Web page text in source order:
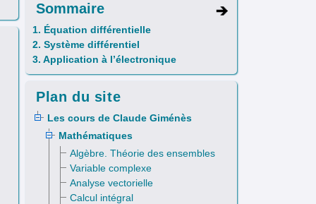
Sommaire
1. Équation différentielle
2. Système différentiel
3. Application à l’électronique
Plan du site
Les cours de Claude Giménès
Mathématiques
Algèbre. Théorie des ensembles
Variable complexe
Analyse vectorielle
Calcul intégral